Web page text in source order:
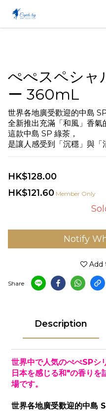
ぺぺスペシャ
ー 360mL
世界各地廣受歡迎的中島 SP
全新推出充滿「和風」香氣
這款中島 SP 綠茶，
是讓人感受到「沉穩」與「
HK$128.00
HK$121.60 Member Only
Notify
Add
Share
Description
世界中で人気のぺぺSPシ
日本を感じる和"の香りを
場です。
世界各地廣受歡迎的中島